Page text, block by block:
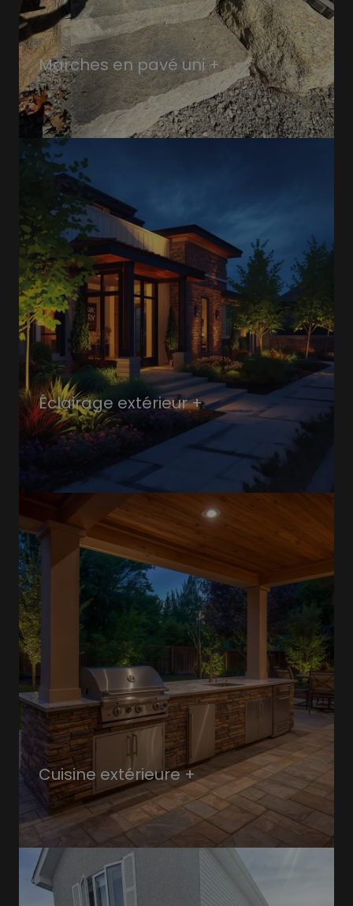
Marches en pavé uni +
Éclairage extérieur +
Cuisine extérieure +